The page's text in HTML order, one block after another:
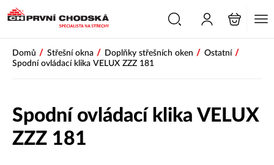
Domů / Střešní okna / Doplňky střešních oken / Ostatní /
Spodní ovládací klika VELUX ZZZ 181
Spodní ovládací klika VELUX
ZZZ 181